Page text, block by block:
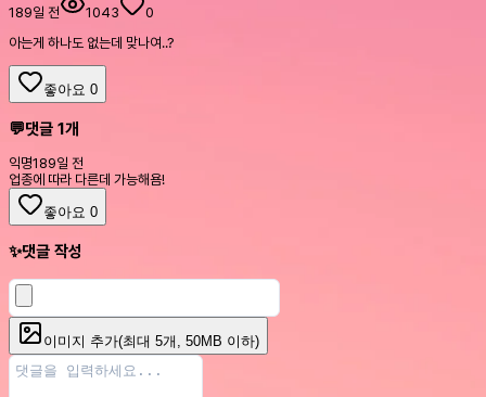
189일 전
1043
0
아는게 하나도 없는데 맞나여..?
좋아요 0
💬댓글 1개
익명189일 전
업종에 따라 다른데 가능해욤!
좋아요 0
✨댓글 작성
이미지 추가(최대 5개, 50MB 이하)